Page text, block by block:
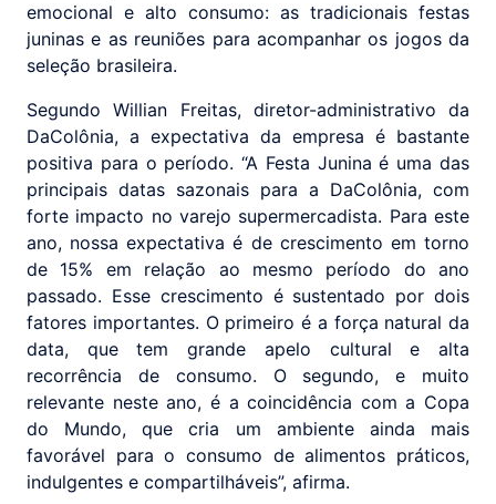
emocional e alto consumo: as tradicionais festas
juninas e as reuniões para acompanhar os jogos da
seleção brasileira.
Segundo Willian Freitas, diretor-administrativo da
DaColônia, a expectativa da empresa é bastante
positiva para o período. “A Festa Junina é uma das
principais datas sazonais para a DaColônia, com
forte impacto no varejo supermercadista. Para este
ano, nossa expectativa é de crescimento em torno
de 15% em relação ao mesmo período do ano
passado. Esse crescimento é sustentado por dois
fatores importantes. O primeiro é a força natural da
data, que tem grande apelo cultural e alta
recorrência de consumo. O segundo, e muito
relevante neste ano, é a coincidência com a Copa
do Mundo, que cria um ambiente ainda mais
favorável para o consumo de alimentos práticos,
indulgentes e compartilháveis”, afirma.